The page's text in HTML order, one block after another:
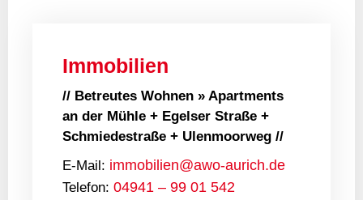
Immobilien
// Betreutes Wohnen » Apartments
an der Mühle + Egelser Straße +
Schmiedestraße + Ulenmoorweg //
E-Mail: immobilien@awo-aurich.de
Telefon: 04941 – 99 01 542